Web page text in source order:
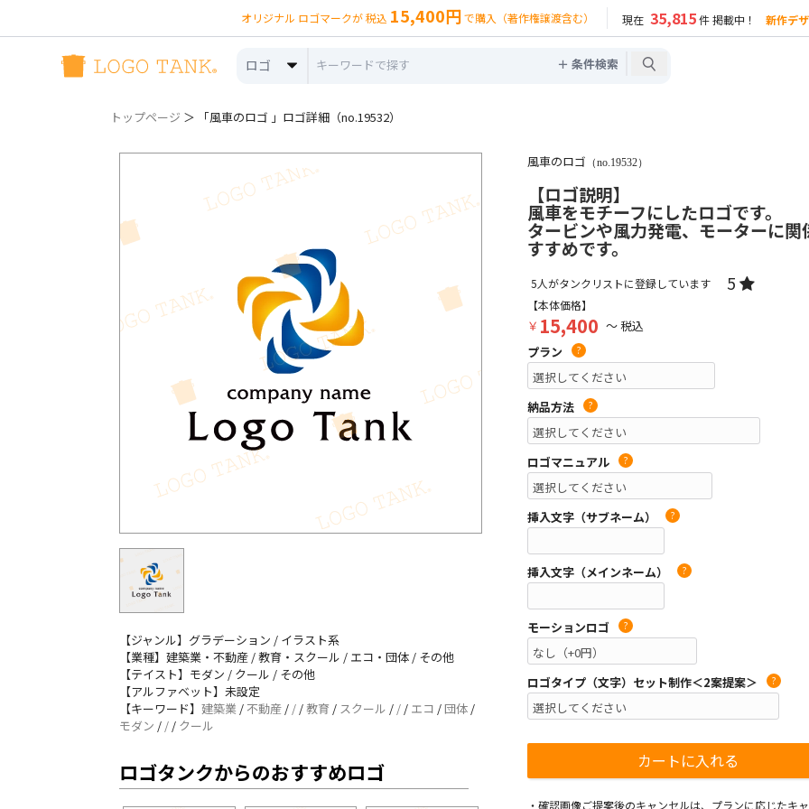
オリジナル ロゴマークが 税込 15,400円 で購入（著作権譲渡含む） 現在 35,815件 掲載中！ 新作デ
ロゴ ＋ 条件検索
トップページ ＞ 「風車のロゴ 」ロゴ詳細（no.19532）
【ジャンル】グラデーション / イラスト系
【業種】建築業・不動産 / 教育・スクール / エコ・団体 / その他
【テイスト】モダン / クール / その他
【アルファベット】未設定
【キーワード】 建築業 / 不動産 / / / 教育 / スクール / / / エコ /団体 /
モダン / / / クール
ロゴタンクからのおすすめロゴ
風車のロゴ （no.19532）
【ロゴ説明】
風車をモチーフにしたロゴです。
タービンや風力発電、モーターに
すすめです。
5人がタンクリストに登録しています 5
【本体価格】
￥ 15,400 ～ 税込
プラン
?
納品方法 ?
ロゴマニュアル ?
挿入文字（サブネーム） ?
挿入文字（メインネーム） ?
モーションロゴ ?
ロゴタイプ（文字）セット制作＜2案提案＞ ?
・確認画像ご提案後のキャンセルは、プランに応じたキ